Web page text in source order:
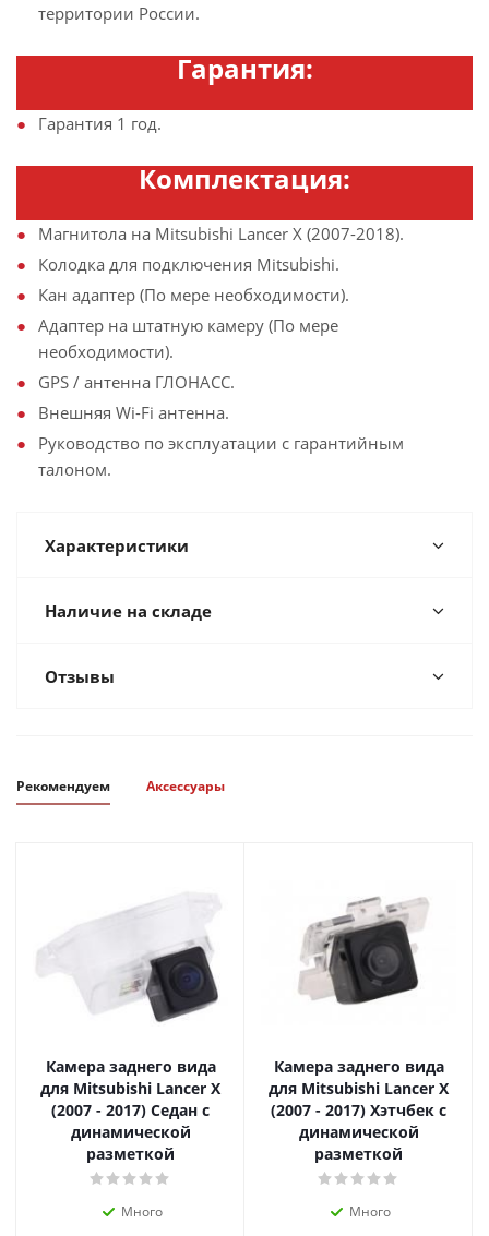
территории России.
Гарантия:
Гарантия 1 год.
Комплектация:
Магнитола на Mitsubishi Lancer X (2007-2018).
Колодка для подключения Mitsubishi.
Кан адаптер (По мере необходимости).
Адаптер на штатную камеру (По мере
необходимости).
GPS / антенна ГЛОНАСС.
Внешняя Wi-Fi антенна.
Руководство по эксплуатации с гарантийным
талоном.
Характеристики
Наличие на складе
Отзывы
Рекомендуем Аксессуары
Камера заднего вида
для Mitsubishi Lancer X
(2007 - 2017) Седан с
динамической
разметкой
Много
Камера заднего вида
для Mitsubishi Lancer X
(2007 - 2017) Хэтчбек с
динамической
разметкой
Много